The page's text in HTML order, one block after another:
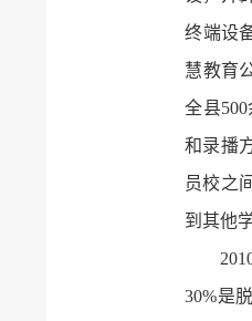
终端设
慧教育
全县
和录播
员校之
到其他
30%是